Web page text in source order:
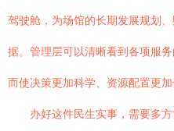
驾驶舱，为场馆的长期发展规划
据。管理层可以清晰看到各项服
而使决策更加科学、资源配置更加
办好这件民生实事，需要多